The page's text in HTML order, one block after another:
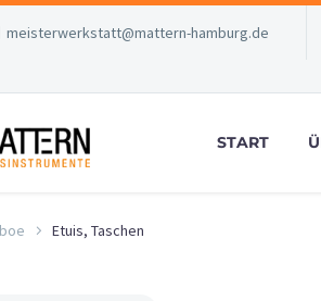
meisterwerkstatt@mattern-hamburg.de
START
Etuis, Taschen